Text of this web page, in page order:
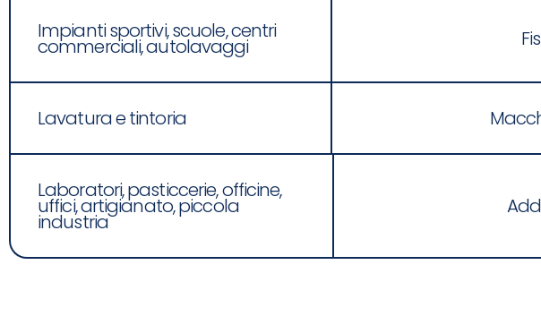
Impianti sportivi, scuole, centri
commerciali, autolavaggi
Lavatura e tintoria
Laboratori, pasticcerie, officine,
uffici, artigianato, piccola
industria